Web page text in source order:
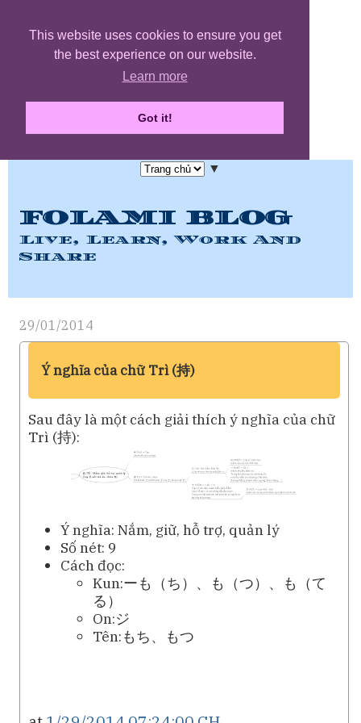
This website uses cookies to ensure you get
the best experience on our website.
Learn more
Got it!
▼
FOLAMI BLOG
Live, Learn, Work And
Share
29/01/2014
Ý nghĩa của chữ Trì (持)
Sau đây là một cách giải thích ý nghĩa của chữ
Trì (持):
Ý nghĩa: Nắm, giữ, hỗ trợ, quản lý
Số nét: 9
Cách đọc:
Kun:ーも（ち）、も（つ）、も（て
る）
On:ジ
Tên:もち、もつ